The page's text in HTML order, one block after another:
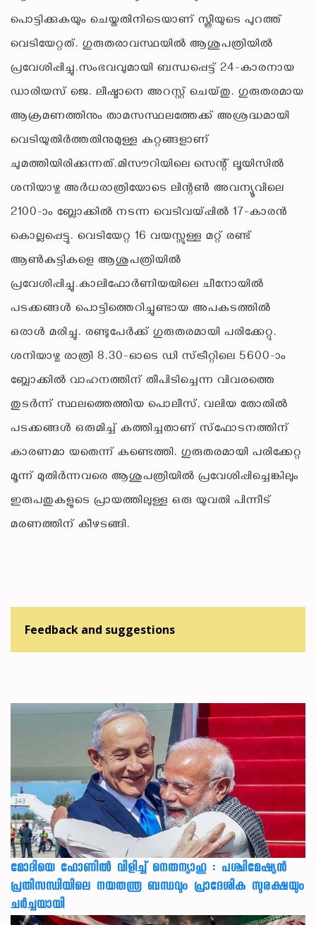
പൊട്ടിക്കുകയും ചെയ്തതിനിടെയാണ് സ്ത്രീയുടെ പുറത്ത്
വെടിയേറ്റത്. ഗുരുതരാവസ്ഥയില്‍ ആശുപത്രിയില്‍
പ്രവേശിപ്പിച്ചു.സംഭവവുമായി ബന്ധപ്പെട്ട് 24-കാരനായ
ഡാരിയസ് ജെ. ലീഷ്മാനെ അറസ്റ്റ് ചെയ്തു. ഗുരുതരമായ
ആക്രമണത്തിനും താമസസ്ഥലത്തേക്ക് അശ്രദ്ധമായി
വെടിയുതിര്‍ത്തതിനുമുള്ള കുറ്റങ്ങളാണ്
ചുമത്തിയിരിക്കുന്നത്.മിസൗറിയിലെ സെന്റ് ലൂയിസില്‍
ശനിയാഴ്ച അര്‍ധരാത്രിയോടെ ലിന്റണ്‍ അവന്യൂവിലെ
2100-ാം ബ്ലോക്കില്‍ നടന്ന വെടിവയ്പ്പില്‍ 17-കാരന്‍
കൊല്ലപ്പെട്ടു. വെടിയേറ്റ 16 വയസ്സുള്ള മറ്റ് രണ്ട്
ആണ്‍കുട്ടികളെ ആശുപത്രിയില്‍
പ്രവേശിപ്പിച്ചു.കാലിഫോര്‍ണിയയിലെ ചീനോയില്‍
പടക്കങ്ങള്‍ പൊട്ടിത്തെറിച്ചുണ്ടായ അപകടത്തില്‍
ഒരാള്‍ മരിച്ചു. രണ്ടുപേര്‍ക്ക് ഗുരുതരമായി പരിക്കേറ്റു.
ശനിയാഴ്ച രാത്രി 8.30-ഓടെ ഡി സ്ട്രീറ്റിലെ 5600-ാം
ബ്ലോക്കില്‍ വാഹനത്തിന് തീപിടിച്ചെന്ന വിവരത്തെ
തുടര്‍ന്ന് സ്ഥലത്തെത്തിയ പൊലീസ്, വലിയ തോതില്‍
പടക്കങ്ങള്‍ ഒരുമിച്ച് കത്തിച്ചതാണ് സ്‌ഫോടനത്തിന്
കാരണമാ യതെന്ന് കണ്ടെത്തി. ഗുരുതരമായി പരിക്കേറ്റ
മൂന്ന് മുതിര്‍ന്നവരെ ആശുപത്രിയില്‍ പ്രവേശിപ്പിച്ചെങ്കിലും
ഇരുപതുകളുടെ പ്രായത്തിലുള്ള ഒരു യുവതി പിന്നീട്
മരണത്തിന് കീഴടങ്ങി.
Feedback and suggestions
മോദിയെ ഫോണിൽ വിളിച്ച് നെതന്യാഹു : പശ്ചിമേഷ്യൻ
പ്രതിസന്ധിയിലെ നയതന്ത്ര ബന്ധവും പ്രാദേശിക സുരക്ഷയും
ചർച്ചയായി